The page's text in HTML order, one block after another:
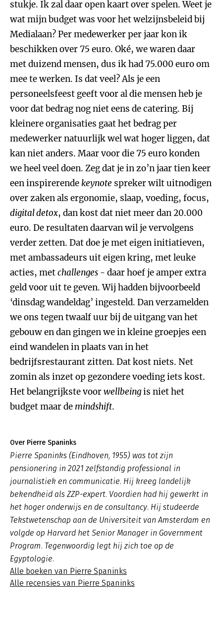
stukje. Ik zal daar open kaart over spelen. Weet je
wat mijn budget was voor het welzijnsbeleid bij
Medialaan? Per medewerker per jaar kon ik
beschikken over 75 euro. Oké, we waren daar
met duizend mensen, dus ik had 75.000 euro om
mee te werken. Is dat veel? Als je een
personeelsfeest geeft voor al die mensen heb je
voor dat bedrag nog niet eens de catering. Bij
kleinere organisaties gaat het bedrag per
medewerker natuurlijk wel wat hoger liggen, dat
kan niet anders. Maar voor die 75 euro konden
we heel veel doen. Zeg dat je in zo’n jaar tien keer
een inspirerendekeynote spreker wilt uitnodigen
over zaken als ergonomie, slaap, voeding, focus,
digital detox, dan kost dat niet meer dan 20.000
euro. De resultaten daarvan wil je vervolgens
verder zetten. Dat doe je met eigen initiatieven,
met ambassadeurs uit eigen kring, met leuke
acties, metchallenges - daar hoef je amper extra
geld voor uit te geven. Wij hadden bijvoorbeeld
‘dinsdag wandeldag’ ingesteld. Dan verzamelden
we ons tegen twaalf uur bij de uitgang van het
gebouw en dan gingen we in kleine groepjes een
eind wandelen in plaats van in het
bedrijfsrestaurant zitten. Dat kost niets. Net
zomin als inzet op gezondere voeding iets kost.
Het belangrijkste voorwellbeingis niet het
budget maar de mindshift.
Over Pierre Spaninks
Pierre Spaninks (Eindhoven, 1955) was tot zijn
pensionering in 2021 zelfstandig professional in
journalistiek en communicatie. Hij kreeg landelijk
bekendheid als ZZP-expert. Voordien had hij gewerkt in
het hoger onderwijs en de consultancy. Hij studeerde
Tekstwetenschap aan de Universiteit van Amsterdam en
volgde op Harvard het Senior Manager in Government
Program. Tegenwoordig legt hij zich toe op de
Egyptologie.
Alle boeken van Pierre Spaninks
Alle recensies van Pierre Spaninks